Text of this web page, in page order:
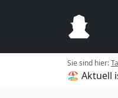
Sie sind hier:
🏖️ Aktuell